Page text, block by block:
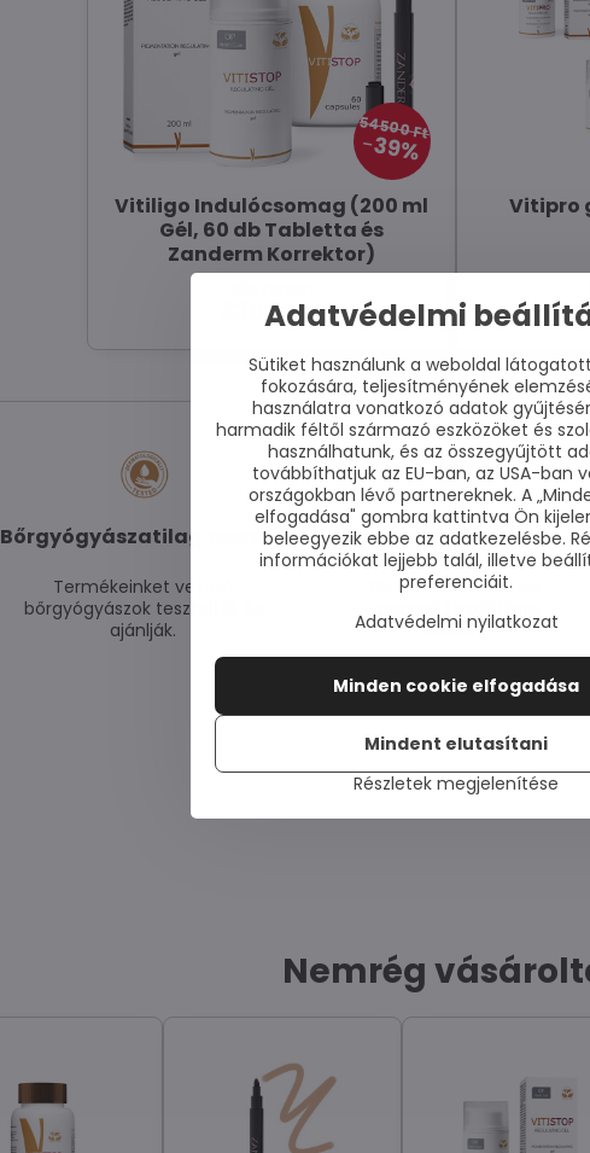
54500 Ft
39%
Vitiligo Indulócsomag (200 ml
Gél, 60 db Tabletta és
Zanderm Korrektor)
33000 Ft
Vitipro
Bőrgyógyászatilag tesztelt
Termékeinket vezető
bőrgyógyászok tesztelték és
ajánlják.
Készleten lévő áruk
Minden áru raktáron,
azonnali kiszállításra
készen.
Nemrég
Adatvédelmi
Sütiket használunk a weboldal
fokozására, teljesítményének
használatra vonatkozó adatok
harmadik féltől származó eszközöket és
használhatunk, és az összegyűjtött
továbbíthatjuk az EU-ban, az USA-ban
országokban lévő partnereknek. A
elfogadása" gombra kattintva Ön
beleegyezik ebbe az adatkezelésbe.
információkat lejjebb talál, illetve
preferenciáit.
Adatvédelmi nyilatkozat
Részletek megjelenítése
Minden cookie elfogadása
Mindent elutasítani